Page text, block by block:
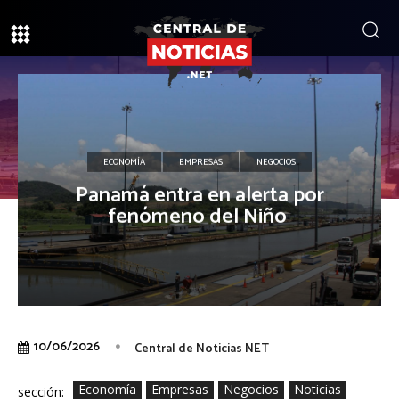
ECONOMÍA EMPRESAS NEGOCIOS
Panamá entra en alerta por
fenómeno del Niño
10/06/2026 Central de Noticias NET
sección: Economía Empresas Negocios Noticias